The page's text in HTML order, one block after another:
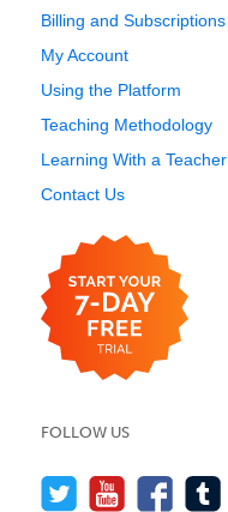
Billing and Subscriptions
My Account
Using the Platform
Teaching Methodology
Learning With a Teacher
Contact Us
FOLLOW US